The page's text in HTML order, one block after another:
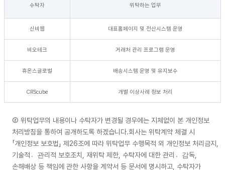
수탁자 위탁하는 업무
신비웹 대표홈페이지 및 전산시스템 운영
비오테크 거래처 관리 프로그램 운영
휴온스글로벌 배송시스템 운영 및 유지보수
CRScube 개별 이상사례 정보 처리
② 위탁업무의 내용이나 수탁자가 변경될 경우에는 지체없이 본 개인정보
처리방침을 통하여 공개하도록 하겠습니다.회사는 위탁계약 체결 시
「개인정보 보호법」 제26조에 따라 위탁업무 수행목적 외 개인정보 처리금지,
기술적관〮리적 보호조치, 재위탁 제한, 수탁자에 대한 관리감〮독,
손해배상 등 책임에 관한 사항을 계약서 등 문서에 명시하고, 수탁자가